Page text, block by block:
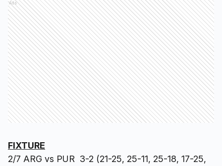
Ads
FIXTURE
2/7 ARG vs PUR 3-2 (21-25, 25-11, 25-18, 17-25,